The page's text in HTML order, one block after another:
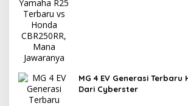
MG 4 EV Generasi Terbaru
Dari Cyberster